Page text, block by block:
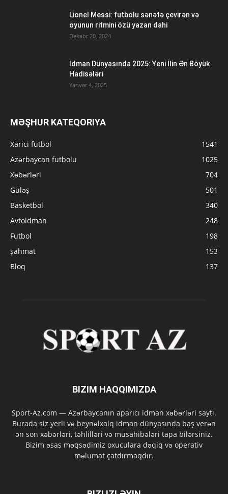
Lionel Messi: futbolu sənətə çevirən və
oyunun ritmini özü yazan dahi
Dekabr 20, 2024
İdman Dünyasında 2025: Yeni İlin Ən Böyük
Hadisələri
Yanvar 4, 2025
MƏŞHUR KATEQORIYA
Xarici futbol
1541
Azərbaycan futbolu
1025
Xəbərləri
704
Güləş
501
Basketbol
340
Avtoidman
248
Futbol
198
şahmat
153
Bloq
137
BIZIM HAQQIMIZDA
Sport-Az.com — Azərbaycanın aparıcı idman xəbərləri saytı.
Burada siz yerli və beynəlxalq idman dünyasında baş verən
ən son xəbərləri, təhlilləri və müsahibələri tapa bilərsiniz.
Bizim əsas məqsədimiz oxuculara dəqiq və operativ
məlumat çatdırmaqdır.